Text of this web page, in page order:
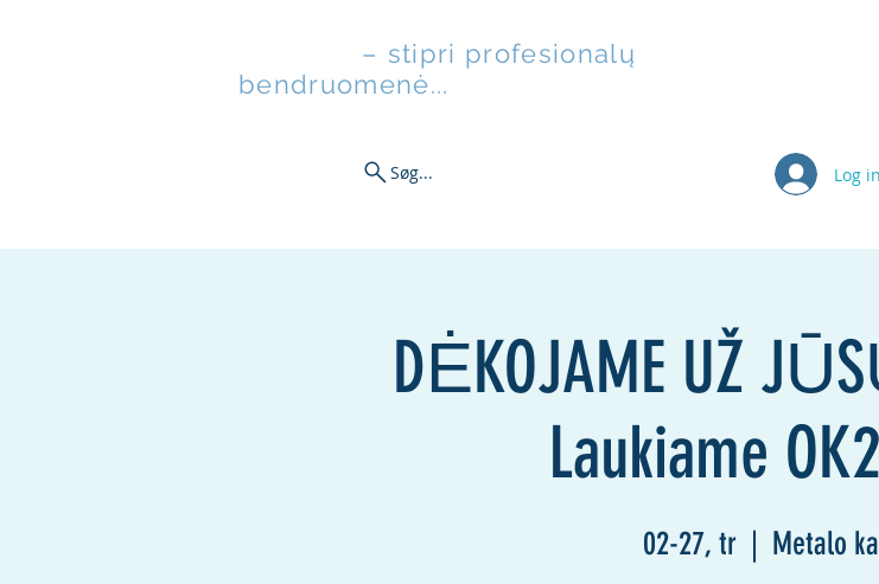
– stipri profesionalų
bendruomenė...
Søg... Log
DĖKOJAME UŽ
Laukiame
02-27, tr
  |
Metalo